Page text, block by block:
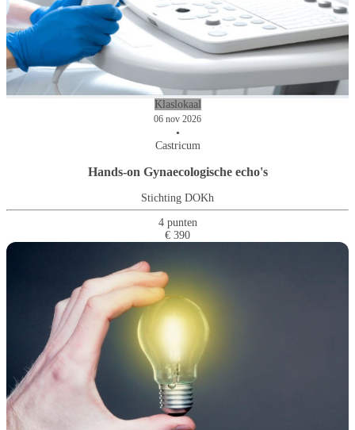
Klaslokaal
06 nov 2026
•
Castricum
Hands-on Gynaecologische echo's
Stichting DOKh
4 punten
€ 390